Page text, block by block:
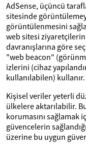
AdSense, üçüncü
sitesinde
görüntülenmesini
web sitesi
davranışlarına göre
"web beacon"
izlerini (cihaz
kullanılabilen) kullanır.
Kişisel veriler yeterli
ülkelere aktarılabilir.
korumasını sağlamak
güvencelerin
üzerine bu uygun